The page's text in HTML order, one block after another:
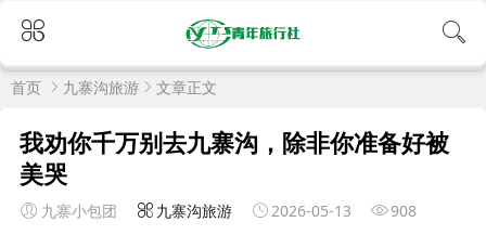
首页 九寨沟旅游 文章正文
我劝你千万别去九寨沟，除非你准备好被
美哭
九寨小包团 九寨沟旅游 2026-05-13 908